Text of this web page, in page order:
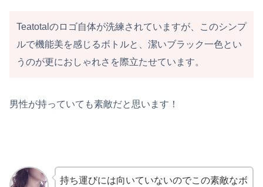
Teatotalのロゴ自体が洗練されていますが、このシンプ
ルで機能美を感じるボトルと、潔いブラック一色とい
うのが更におしゃれさを際立たせています。
男性が持っていても素敵だと思います！
持ち運びには向いていないのでこの素敵なボ